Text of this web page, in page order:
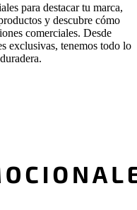
para destacar tu marca,
y descubre cómo
comerciales. Desde
exclusivas, tenemos todo lo